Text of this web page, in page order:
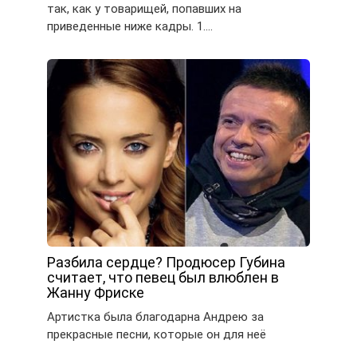
так, как у товарищей, попавших на
приведенные ниже кадры. 1….
Разбила сердце? Продюсер Губина
считает, что певец был влюблен в
Жанну Фриске
Артистка была благодарна Андрею за
прекрасные песни, которые он для неё